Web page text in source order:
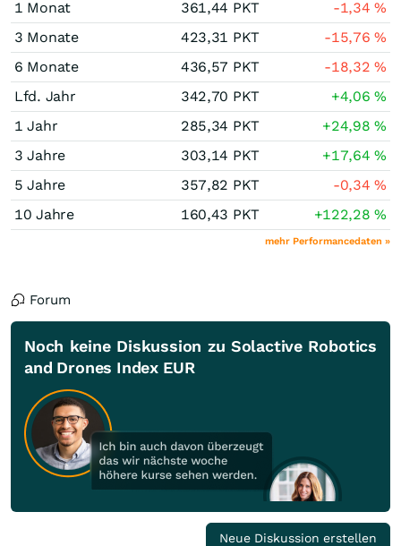
1 Monat 361,44 PKT -1,34%
3 Monate
423,31 PKT -15,76%
6 Monate
436,57 PKT -18,32%
Lfd. Jahr
342,70 PKT +4,06%
1 Jahr
285,34 PKT +24,98%
3 Jahre
303,14 PKT +17,64%
5 Jahre
357,82 PKT -0,34%
10 Jahre
160,43 PKT +122,28%
mehr Performancedaten »
Forum
Noch keine Diskussion zu Solactive Robotics
and Drones Index EUR
Neue Diskussion erstellen